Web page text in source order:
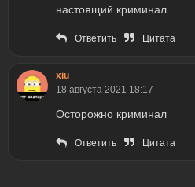
настоящий криминал
Ответить Цитата
xiu
18 августа 2021 18:17
Осторожно криминал
Ответить Цитата